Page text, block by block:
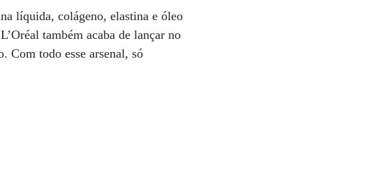
líquida, colágeno, elastina e óleo
também acaba de lançar no
Com todo esse arsenal, só